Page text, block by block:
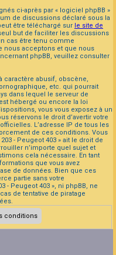
ci-après par « logiciel phpBB »
de discussions déclaré sous la
être téléchargé sur le site de
but de faciliter les discussions
cas être tenu comme
nous acceptons et que nous
phpBB, veuillez consulter
caractère abusif, obscène,
etc. qui pourrait
dans lequel le serveur de
hébergé ou encore la loi
vous vous exposez à un
réservons le droit d’avertir votre
L’adresse IP de tous les
de ces conditions. Vous
- Peugeot 403 » ait le droit de
n’importe quel sujet et
cela nécessaire. En tant
que vous avez
de données. Bien que ces
partie sans votre
- Peugeot 403 », ni phpBB, ne
de tentative de piratage